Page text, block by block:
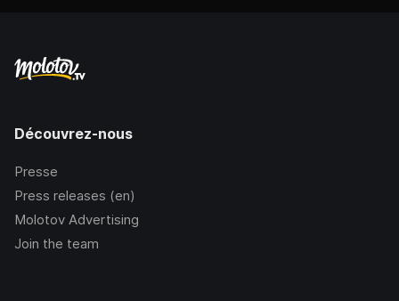
Découvrez-nous
Presse
Press releases (en)
Molotov Advertising
Join the team